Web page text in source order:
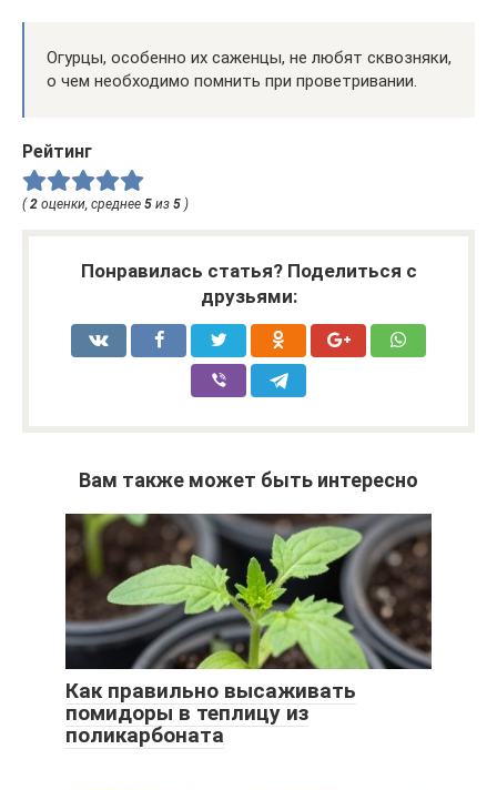
Огурцы, особенно их саженцы, не любят сквозняки,
о чем необходимо помнить при проветривании.
Рейтинг
(2 оценки, среднее 5 из 5 )
Понравилась статья? Поделиться с
друзьями:
Вам также может быть интересно
Как правильно высаживать
помидоры в теплицу из
поликарбоната